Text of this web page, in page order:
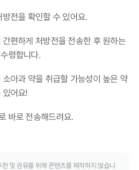
전을 확인할 수 있어요.
편하게 처방전을 전송한 후 원하는
령합니다.
아과 약을 취급할 가능성이 높은 약
어요!
바로 전송해드려요.
및 권유를 위해 콘텐츠를 제작하지 않습니